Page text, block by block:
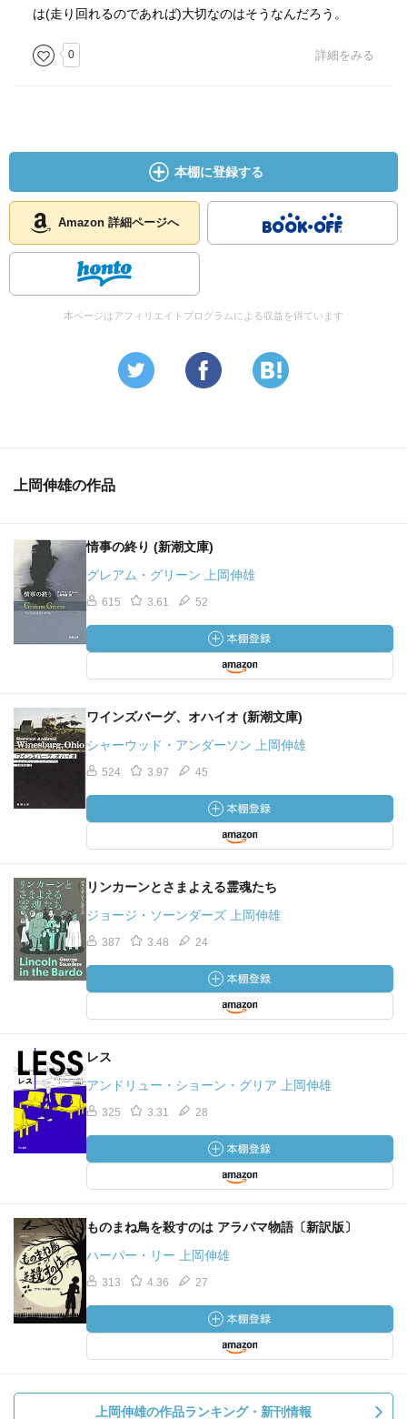
は(走り回れるのであれば)大切なのはそうなんだろう。
0 詳細をみる
本棚に登録する
Amazon 詳細ページへ
本ページはアフィリエイトプログラムによる収益を得ています
上岡伸雄の作品
情事の終り (新潮文庫)
グレアム・グリーン 上岡伸雄
615 3.61 52
ワインズバーグ、オハイオ (新潮文庫)
シャーウッド・アンダーソン 上岡伸雄
524 3.97 45
リンカーンとさまよえる霊魂たち
ジョージ・ソーンダーズ 上岡伸雄
387 3.48 24
レス
アンドリュー・ショーン・グリア 上岡伸雄
325 3.31 28
ものまね鳥を殺すのは アラバマ物語〔新訳版〕
ハーパー・リー 上岡伸雄
313 4.36 27
上岡伸雄の作品ランキング・新刊情報